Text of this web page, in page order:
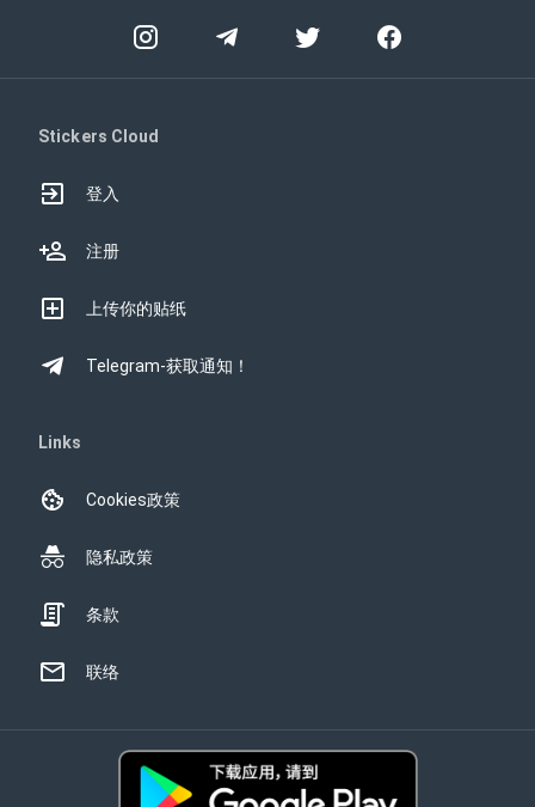
Stickers Cloud
登入
注册
上传你的贴纸
Telegram-获取通知！
Links
Cookies政策
隐私政策
条款
联络